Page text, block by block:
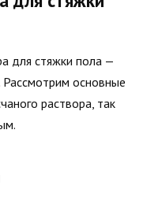
для стяжки пола —
Рассмотрим основные
раствора, так